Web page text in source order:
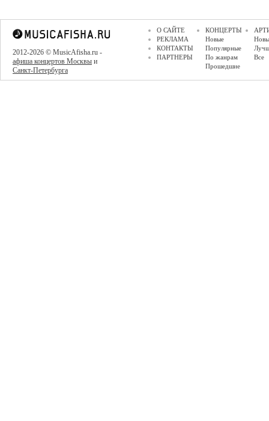
2012-2026 © MusicAfisha.ru -
афиша концертов Москвы и
Санкт-Петербурга
О САЙТЕ
РЕКЛАМА
КОНТАКТЫ
ПАРТНЕРЫ
КОНЦЕРТЫ
Новые
Популярные
По жанрам
Прошедшие
Все